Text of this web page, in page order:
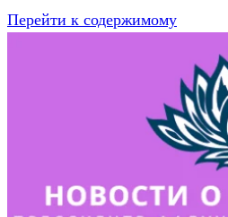
Перейти к содержимому